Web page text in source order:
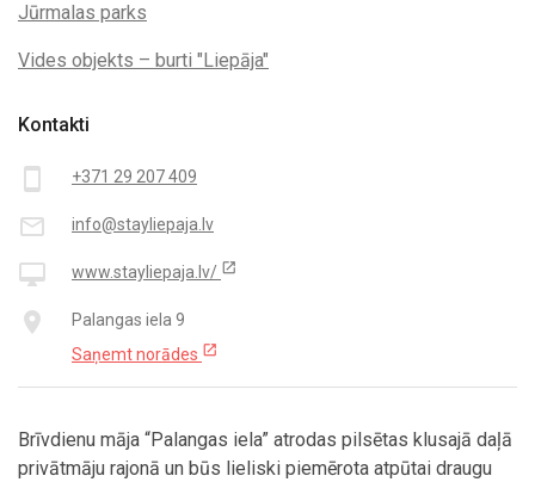
Kontakti
smartphone +371 29 207 409
mail_outline info@stayliepaja.lv
desktop_mac www.stayliepaja.lv/ open_in_new
place
Palangas iela 9
Saņemt norādes open_in_new
Brīvdienu māja “Palangas iela” atrodas pilsētas klusajā daļā
privātmāju rajonā un būs lieliski piemērota atpūtai draugu
Jūrmalas parks
Vides objekts – burti "Liepāja"